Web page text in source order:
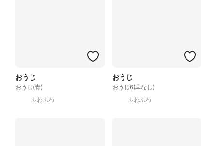
おうじ
おうじ(青)
ふわふわ
おうじ
おうじ6(耳なし)
ふわふわ